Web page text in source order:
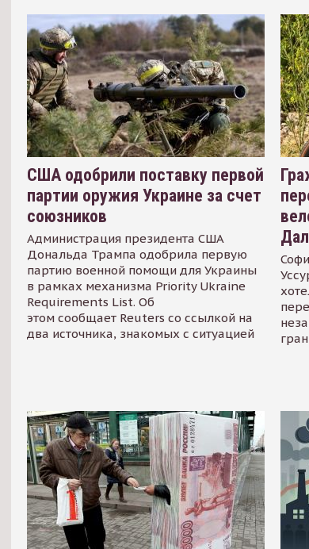
США одобрили поставку первой
партии оружия Украине за счет
союзников
Администрация президента США
Дональда Трампа одобрила первую
партию военной помощи для Украины
в рамках механизма Priority Ukraine
Requirements List. Об
этом сообщает Reuters со ссылкой на
два источника, знакомых с ситуацией